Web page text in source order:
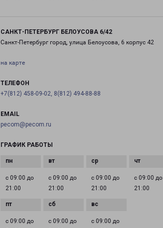
САНКТ-ПЕТЕРБУРГ БЕЛОУСОВА 6/42
Санкт-Петербург город, улица Белоусова, 6 корпус 42
на карте
ТЕЛЕФОН
+7(812) 458-09-02, 8(812) 494-88-88
EMAIL
pecom@pecom.ru
ГРАФИК РАБОТЫ
с 09:00 до
21:00
с 09:00 до
21:00
с 09:00 до
21:00
с 09:00 до
21:00
с 09:00 до
с 09:00 до
с 09:00 до